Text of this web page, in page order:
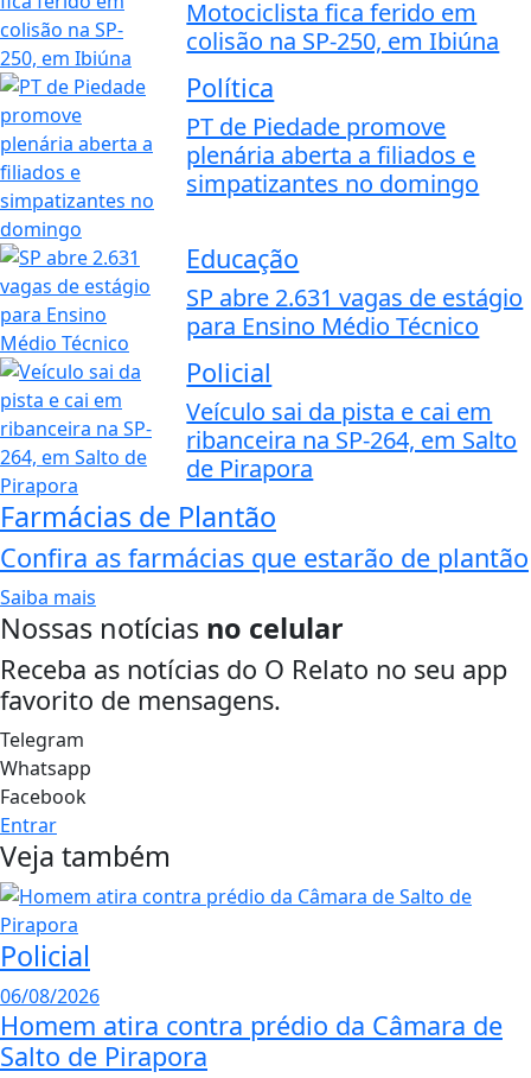
Motociclista fica ferido em
colisão na SP-250, em Ibiúna
Política
PT de Piedade promove
plenária aberta a filiados e
simpatizantes no domingo
Educação
SP abre 2.631 vagas de estágio
para Ensino Médio Técnico
Policial
Veículo sai da pista e cai em
ribanceira na SP-264, em Salto
de Pirapora
Farmácias de Plantão
Confira as farmácias que estarão de plantão
Saiba mais
Nossas notícias no celular
Receba as notícias do O Relato no seu app
favorito de mensagens.
Telegram
Whatsapp
Facebook
Entrar
Veja também
Policial
06/08/2026
Homem atira contra prédio da Câmara de
Salto de Pirapora